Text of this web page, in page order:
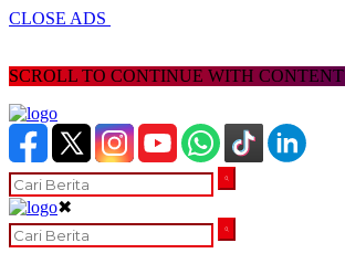
CLOSE ADS
SCROLL TO CONTINUE WITH CONTENT
✖